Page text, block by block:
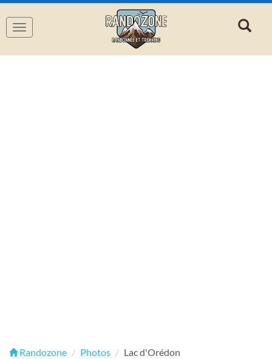
Navigation
Randozone Photos Lac d'Orédon